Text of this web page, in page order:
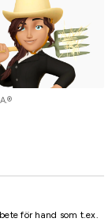
för hand som t.ex.